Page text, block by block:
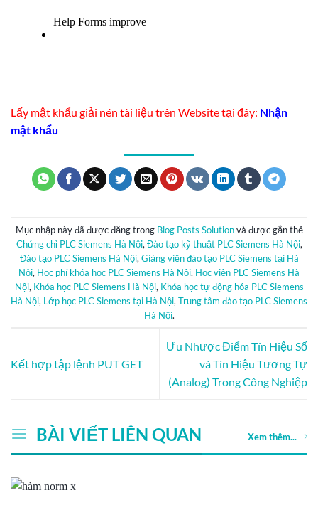
Lấy mật khẩu giải nén tài liệu trên Website tại đây: Nhận
mật khẩu
Mục nhập này đã được đăng trong Blog Posts Solutionvà được gắn thẻ
Chứng chỉ PLC Siemens Hà Nội, Đào tạo kỹ thuật PLC Siemens Hà Nội,
Đào tạo PLC Siemens Hà Nội, Giảng viên đào tạo PLC Siemens tại Hà
Nội, Học phí khóa học PLC Siemens Hà Nội, Học viện PLC Siemens Hà
Nội, Khóa học PLC Siemens Hà Nội, Khóa học tự động hóa PLC Siemens
Hà Nội, Lớp học PLC Siemens tại Hà Nội, Trung tâm đào tạo PLC Siemens
Hà Nội.
Kết hợp tập lệnh PUT GET
Ưu Nhược Điểm Tín Hiệu Số
và Tín Hiệu Tương Tự
(Analog) Trong Công Nghiệp
BÀI VIẾT LIÊN QUAN Xem thêm...